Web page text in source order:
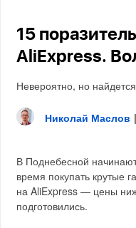
15
AliExpress.
Невероятно, но
Николай Маслов |
В Поднебесной
время покупать крутые
на AliExpress — цены
подготовились.